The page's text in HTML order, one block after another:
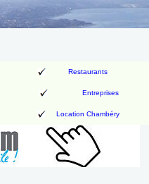
Restaurants
Entreprises
Location Chambéry